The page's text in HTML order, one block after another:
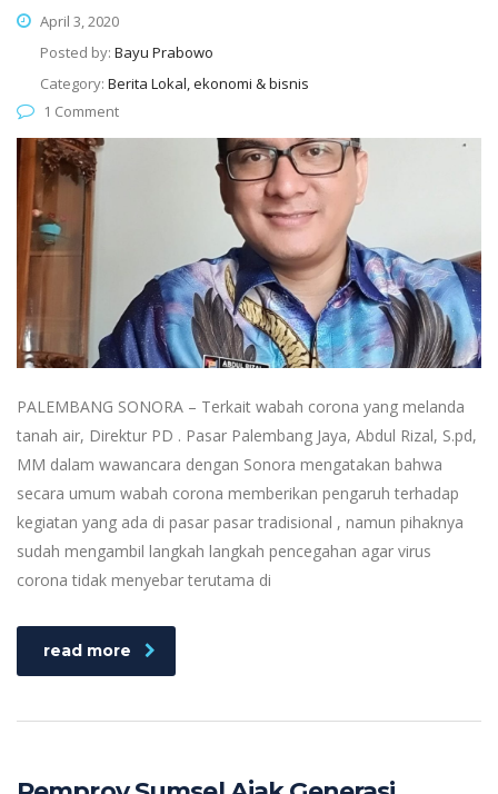
April 3, 2020
Posted by: Bayu Prabowo
Category: Berita Lokal, ekonomi & bisnis
1 Comment
PALEMBANG SONORA – Terkait wabah corona yang melanda
tanah air, Direktur PD . Pasar Palembang Jaya, Abdul Rizal, S.pd,
MM dalam wawancara dengan Sonora mengatakan bahwa
secara umum wabah corona memberikan pengaruh terhadap
kegiatan yang ada di pasar pasar tradisional , namun pihaknya
sudah mengambil langkah langkah pencegahan agar virus
corona tidak menyebar terutama di
read more